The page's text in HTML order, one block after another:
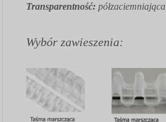
Transparentność: półzaciemniająca
Wybór zawieszenia: